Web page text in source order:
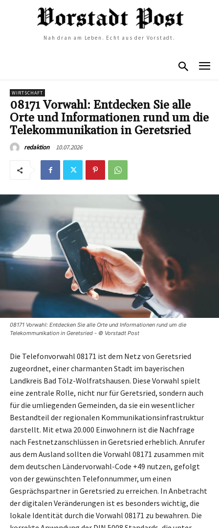
Nah dran am Leben. Echt aus der Vorstadt.
WIRTSCHAFT
08171 Vorwahl: Entdecken Sie alle
Orte und Informationen rund um die
Telekommunikation in Geretsried
redaktion 10.07.2026
08171 Vorwahl: Entdecken Sie alle Orte und Informationen rund um die
Telekommunikation in Geretsried - © Vorstadt Post
Die Telefonvorwahl 08171 ist dem Netz von Geretsried
zugeordnet, einer charmanten Stadt im bayerischen
Landkreis Bad Tölz-Wolfratshausen. Diese Vorwahl spielt
eine zentrale Rolle, nicht nur für Geretsried, sondern auch
für die umliegenden Gemeinden, da sie ein wesentlicher
Bestandteil der regionalen Kommunikationsinfrastruktur
darstellt. Mit etwa 20.000 Einwohnern ist die Nachfrage
nach Festnetzanschlüssen in Geretsried erheblich. Anrufer
aus dem Ausland sollten die Vorwahl 08171 zusammen mit
dem deutschen Ländervorwahl-Code +49 nutzen, gefolgt
von der gewünschten Telefonnummer, um einen
Gesprächspartner in Geretsried zu erreichen. In Anbetracht
der digitalen Veränderungen ist es besonders wichtig, die
lokale Identität durch die Vorwahl 08171 zu bewahren. Die